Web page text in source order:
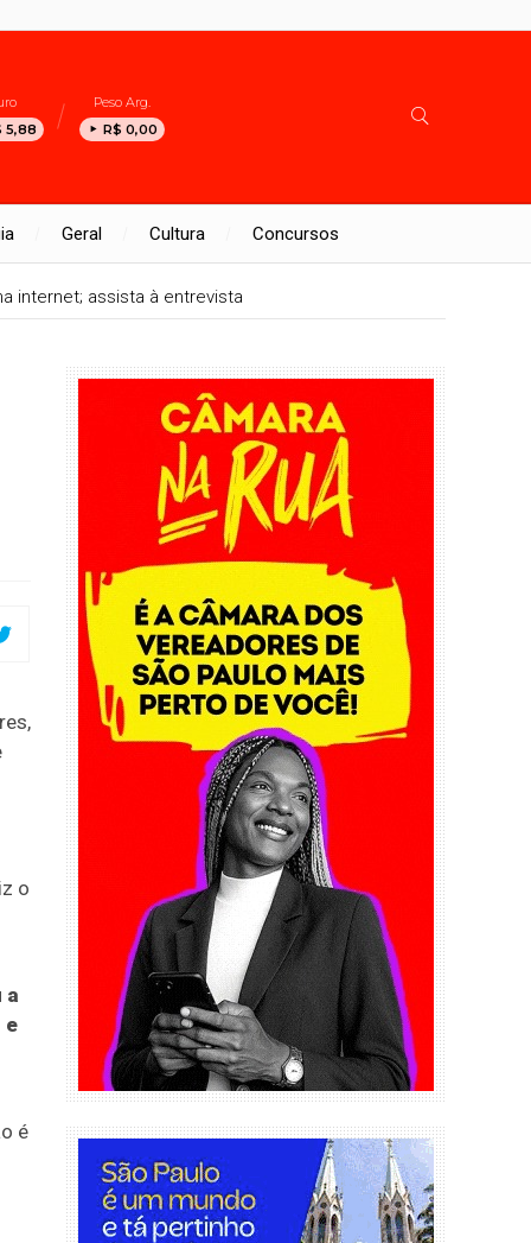
5,88
Peso Arg.
R$ 0,00
Geral Cultura Concursos
internet; assista à entrevista
o
a
e
é